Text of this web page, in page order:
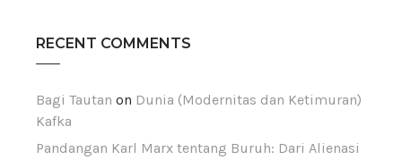
RECENT COMMENTS
Bagi Tautan on Dunia (Modernitas dan Ketimuran)
Kafka
Pandangan Karl Marx tentang Buruh: Dari Alienasi